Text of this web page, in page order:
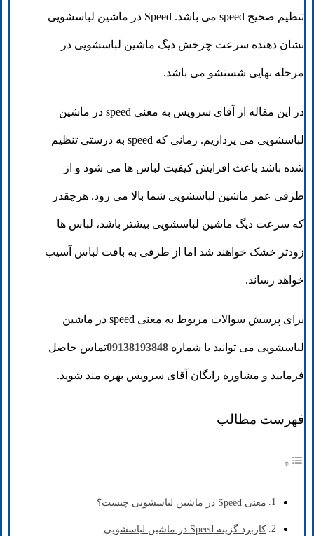
تنظیم صحیح speed می باشد. Speed در ماشین لباسشویی
نشان دهنده سرعت چرخش دیگ ماشین لباسشویی در
مرحله نهایی شستشو می باشد.
در این مقاله از آقای سرویس به معنی speed در ماشین
لباسشویی می پردازیم. زمانی که speed به درستی تنظیم
شده باشد باعث افزایش کیفیت لباس ها می شود و از
طرفی عمر ماشین لباسشویی شما بالا می رود. هرچقدر
که سرعت دیگ ماشین لباسشویی بیشتر باشد، لباس ها
زودتر خشک خواهند شد اما از طرفی به بافت لباس آسیب
خواهد رساند.
برای پرسش سوالات مربوط به معنی speed در ماشین
لباسشویی می توانید با شماره 09138193848تماس حاصل
فرمایید و مشاوره رایگان آقای سرویس بهره مند شوید.
فهرست مطالب
معنی Speed در ماشین لباسشویی چیست؟
کاربرد گزینه Speed در ماشین لباسشویی